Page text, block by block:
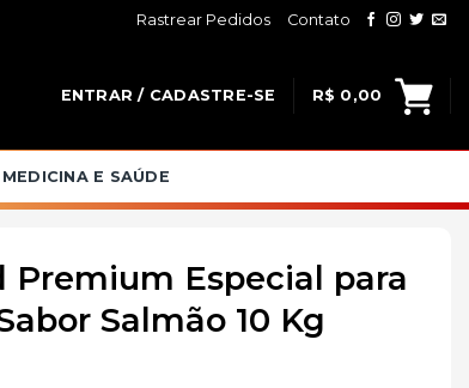
Rastrear Pedidos Contato
ENTRAR / CADASTRE-SE R$ 0,00
MEDICINA E SAÚDE
Premium Especial para
Salmão 10 Kg